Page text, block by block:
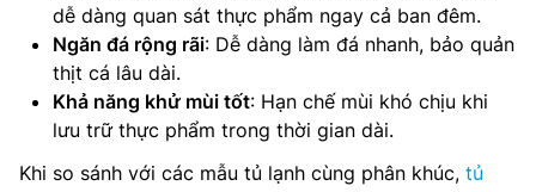
dễ dàng quan sát thực phẩm ngay cả ban đêm.
Ngăn đá rộng rãi: Dễ dàng làm đá nhanh, bảo quản
thịt cá lâu dài.
Khả năng khử mùi tốt: Hạn chế mùi khó chịu khi
lưu trữ thực phẩm trong thời gian dài.
Khi so sánh với các mẫu tủ lạnh cùng phân khúc, tủ